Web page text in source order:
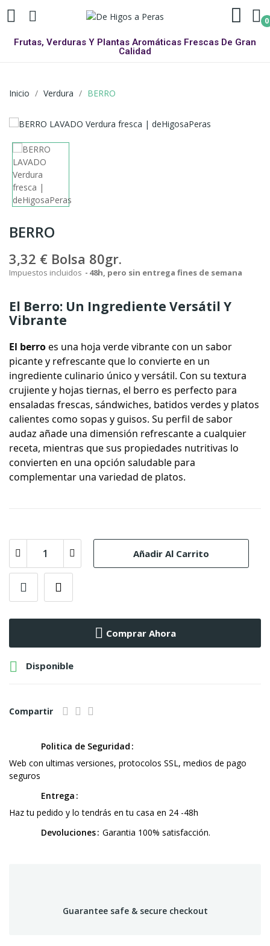
0
Frutas, Verduras Y Plantas Aromáticas Frescas De Gran
Calidad
Inicio Verdura BERRO
BERRO
3,32 € Bolsa 80gr.
Impuestos incluidos 48h, pero sin entrega fines de semana
El Berro: Un Ingrediente Versátil Y
Vibrante
El berroes una hoja verde vibrante con un sabor
picante y refrescante que lo convierte en un
ingrediente culinario único y versátil. Con su textura
crujiente y hojas tiernas, el berro es perfecto para
ensaladas frescas, sándwiches, batidos verdes y platos
calientes como sopas y guisos. Su perfil de sabor
audaz añade una dimensión refrescante a cualquier
receta, mientras que sus propiedades nutritivas lo
convierten en una opción saludable para
complementar una variedad de platos.
Añadir Al Carrito
Comprar Ahora
 Disponible
Compartir
Politica de Seguridad
Web con ultimas versiones, protocolos SSL, medios de pago
seguros
Entrega
Haz tu pedido y lo tendrás en tu casa en 24 -48h
Devoluciones Garantia 100% satisfacción.
Guarantee safe & secure checkout